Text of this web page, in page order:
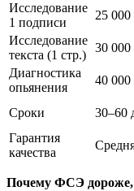
Исследование
1 подписи
25 000
Исследование
текста (1 стр.)
30 000
Диагностика
опьянения
40 000
Сроки 30–60
Гарантия
качества
Почему ФСЭ дороже,